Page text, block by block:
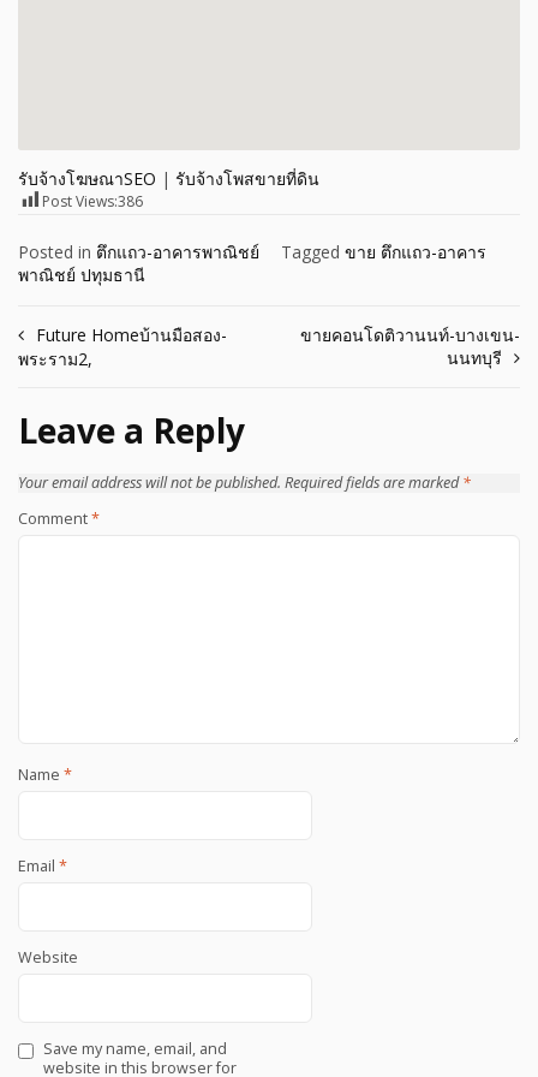
รับจ้างโฆษณาSEO | รับจ้างโพสขายที่ดิน
Post Views:386
Posted in ตึกแถว-อาคารพาณิชย์ Tagged ขาย ตึกแถว-อาคาร
พาณิชย์ ปทุมธานี
Post
Future Homeบ้านมือสอง-
พระราม2,
ขายคอนโดติวานนท์-บางเขน-
นนทบุรี
Leave a Reply
Your email address will not be published. Required fields are marked*
Comment*
Name *
Email *
Website
Save my name, email, and
website in this browser for